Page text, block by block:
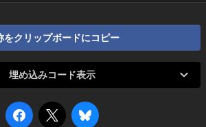
をクリップボードにコピー
埋め込みコード表示